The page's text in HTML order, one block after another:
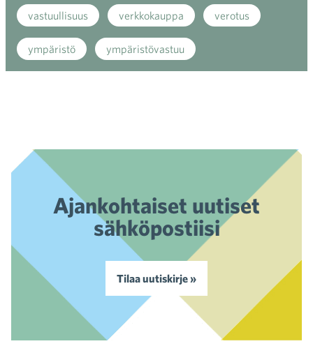
vastuullisuus verkkokauppa verotus
ympäristö ympäristövastuu
Ajankohtaiset uutiset
sähköpostiisi
Tilaa uutiskirje »